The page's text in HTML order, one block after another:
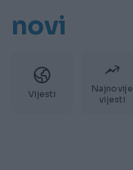
novi
Vijesti
Najnovije
vijesti